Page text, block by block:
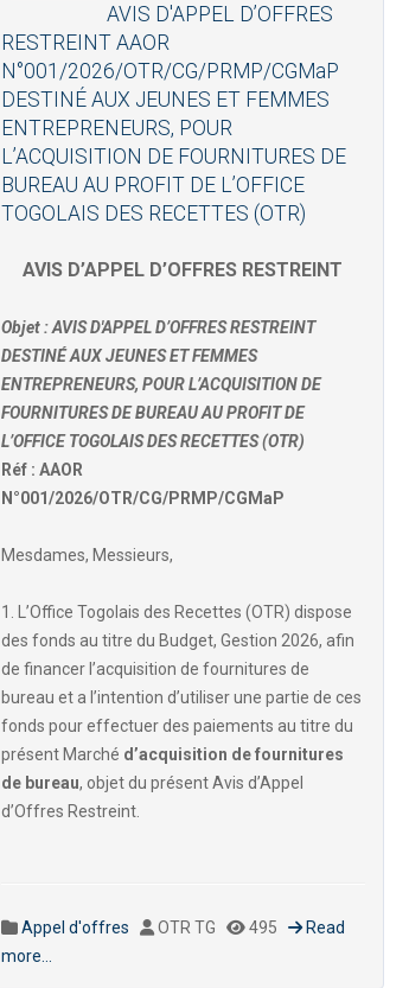
AVIS D'APPEL D’OFFRES
RESTREINT AAOR
N°001/2026/OTR/CG/PRMP/CGMaP
DESTINÉ AUX JEUNES ET FEMMES
ENTREPRENEURS, POUR
L’ACQUISITION DE FOURNITURES DE
BUREAU AU PROFIT DE L’OFFICE
TOGOLAIS DES RECETTES (OTR)
AVIS D’APPEL D’OFFRES RESTREINT
Objet : AVIS D'APPEL D’OFFRES RESTREINT
DESTINÉ AUX JEUNES ET FEMMES
ENTREPRENEURS, POUR L’ACQUISITION DE
FOURNITURES DE BUREAU AU PROFIT DE
L’OFFICE TOGOLAIS DES RECETTES (OTR)
Réf : AAOR
N°001/2026/OTR/CG/PRMP/CGMaP
Mesdames, Messieurs,
1. L’Office Togolais des Recettes (OTR) dispose
des fonds au titre du Budget, Gestion 2026, afin
de financer l’acquisition de fournitures de
bureau et a l’intention d’utiliser une partie de ces
fonds pour effectuer des paiements au titre du
présent Marché d’acquisition de fournitures
de bureau, objet du présent Avis d’Appel
d’Offres Restreint.
Appel d'offres OTR TG 495
Read
more...